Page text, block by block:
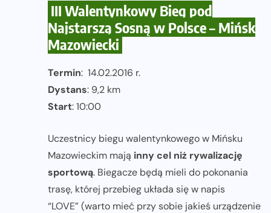
III Walentynkowy Bieg pod
Najstarszą Sosną w Polsce – Mińsk
Mazowiecki
Termin: 14.02.2016 r.
Dystans: 9,2 km
Start: 10:00
Uczestnicy biegu walentynkowego w Mińsku
Mazowieckim mają inny cel niż rywalizację
sportową. Biegacze będą mieli do pokonania
trasę, której przebieg układa się w napis
“LOVE” (warto mieć przy sobie jakieś urządzenie